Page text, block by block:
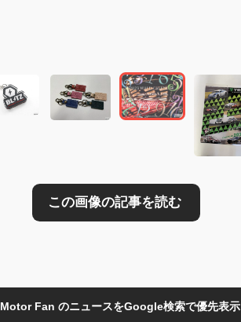
Motor Fan のニュースをGoogle検索で優先表示